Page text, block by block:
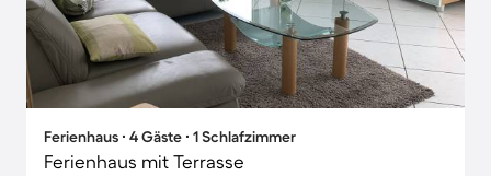
Ferienhaus ∙ 4 Gäste ∙ 1 Schlafzimmer
Ferienhaus mit Terrasse